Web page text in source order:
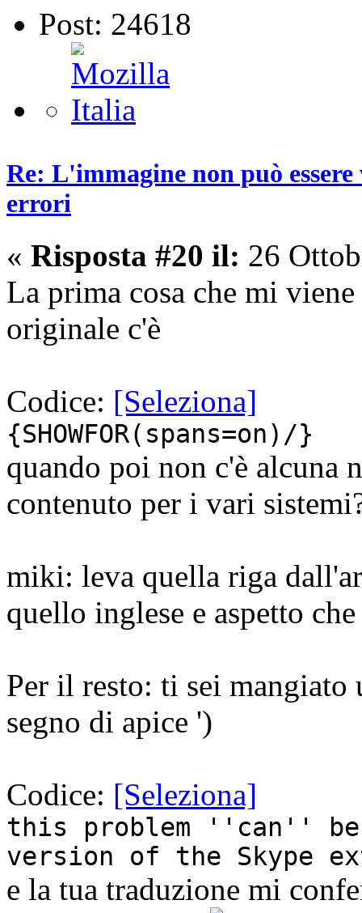
Post: 24618
Re: L'immagine non può
errori
« Risposta #20 il: 26
La prima cosa che mi
originale c'è
Codice: [Seleziona]
{SHOWFOR(spans=on)/}
quando poi non c'è alcuna
contenuto per i vari
miki: leva quella riga
quello inglese e aspetto
Per il resto: ti sei
segno di apice ')
Codice: [Seleziona]
this problem ''can'' be
version of the Skype
e la tua traduzione mi